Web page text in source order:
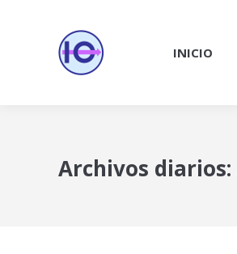
INICIO
Archivos diarios: